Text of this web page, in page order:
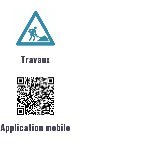
Travaux
Application mobile